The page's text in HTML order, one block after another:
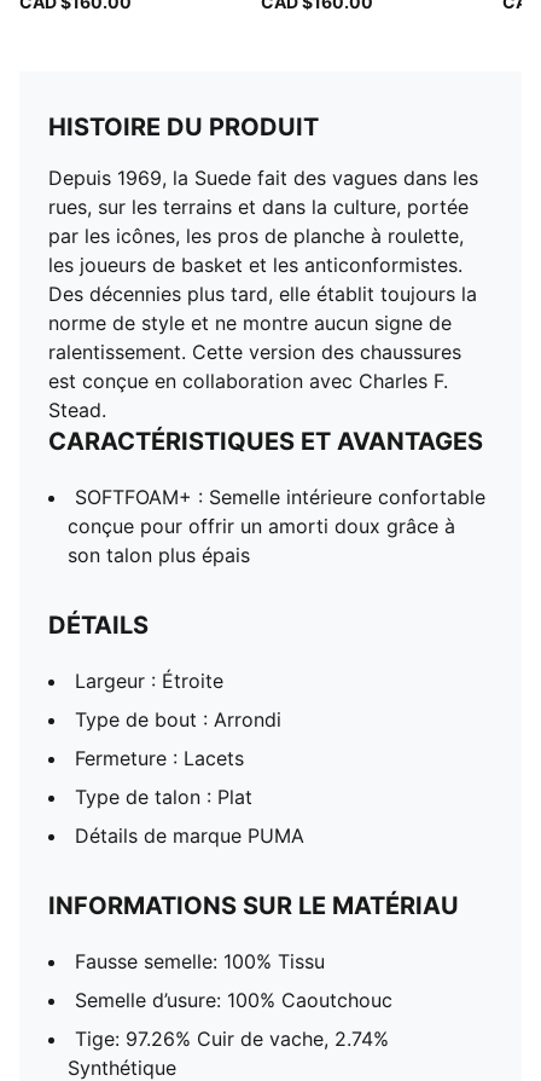
HISTOIRE DU PRODUIT
Depuis 1969, la Suede fait des vagues dans les
rues, sur les terrains et dans la culture, portée
par les icônes, les pros de planche à roulette,
les joueurs de basket et les anticonformistes.
Des décennies plus tard, elle établit toujours la
norme de style et ne montre aucun signe de
ralentissement. Cette version des chaussures
est conçue en collaboration avec Charles F.
Stead.
CARACTÉRISTIQUES ET AVANTAGES
SOFTFOAM+ : Semelle intérieure confortable
conçue pour offrir un amorti doux grâce à
son talon plus épais
DÉTAILS
Largeur : Étroite
Type de bout : Arrondi
Fermeture : Lacets
Type de talon : Plat
Détails de marque PUMA
INFORMATIONS SUR LE MATÉRIAU
Fausse semelle: 100% Tissu
Semelle d’usure: 100% Caoutchouc
Tige: 97.26% Cuir de vache, 2.74%
Synthétique